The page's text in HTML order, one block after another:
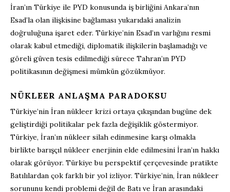
İran’ın Türkiye ile PYD konusunda iş birliğini Ankara’nın
Esad’la olan ilişkisine bağlaması yukarıdaki analizin
doğruluğuna işaret eder. Türkiye’nin Esad’ın varlığını resmi
olarak kabul etmediği, diplomatik ilişkilerin başlamadığı ve
göreli güven tesis edilmediği sürece Tahran’ın PYD
politikasının değişmesi mümkün gözükmüyor.
NÜKLEER ANLAŞMA PARADOKSU
Türkiye’nin İran nükleer krizi ortaya çıkışından bugüne dek
geliştirdiği politikalar pek fazla değişiklik göstermiyor.
Türkiye, İran’ın nükleer silah edinmesine karşı olmakla
birlikte barışçıl nükleer enerjinin elde edilmesini İran’ın hakkı
olarak görüyor. Türkiye bu perspektif çerçevesinde pratikte
Batılılardan çok farklı bir yol izliyor. Türkiye’nin, İran nükleer
sorununu kendi problemi değil de Batı ve İran arasındaki